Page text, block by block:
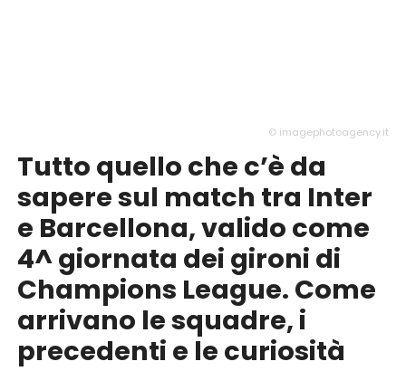
© imagephotoagency.it
Tutto quello che c’è da
sapere sul match tra Inter
e Barcellona, valido come
4^ giornata dei gironi di
Champions League. Come
arrivano le squadre, i
precedenti e le curiosità